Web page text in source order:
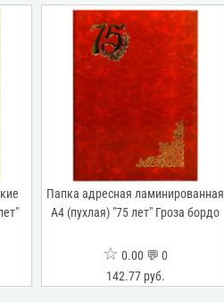
Папка адресная ламинированная
А4 (пухлая) "75 лет" Гроза бордо
☆ 0.00 💬 0
142.77 руб.